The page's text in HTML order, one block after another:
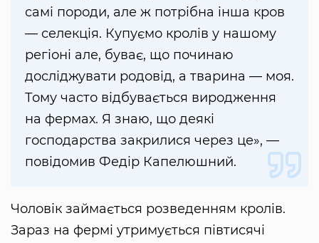
самі породи, але ж потрібна інша кров
— селекція. Купуємо кролів у нашому
регіоні але, буває, що починаю
досліджувати родовід, а тварина — моя.
Тому часто відбувається виродження
на фермах. Я знаю, що деякі
господарства закрилися через це», —
повідомив Федір Капелюшний.
Чоловік займається розведенням кролів.
Зараз на фермі утримується півтисячі